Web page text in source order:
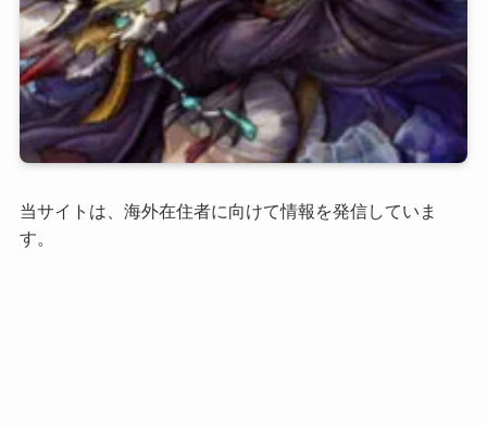
当サイトは、海外在住者に向けて情報を発信していま
す。